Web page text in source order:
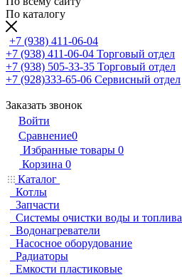
По каталогу
+7 (938) 411-06-04
+7 (938) 411-06-04 Торговый отдел
+7 (938) 505-33-35 Торговый отдел
+7 (928)333-65-06 Сервисный отдел
Заказать звонок
Войти
Сравнение0
Избранные товары 0
Корзина 0
Каталог
Котлы
Запчасти
Системы очистки воды и топлива
Водонагреватели
Насосное оборудование
Радиаторы
Емкости пластиковые